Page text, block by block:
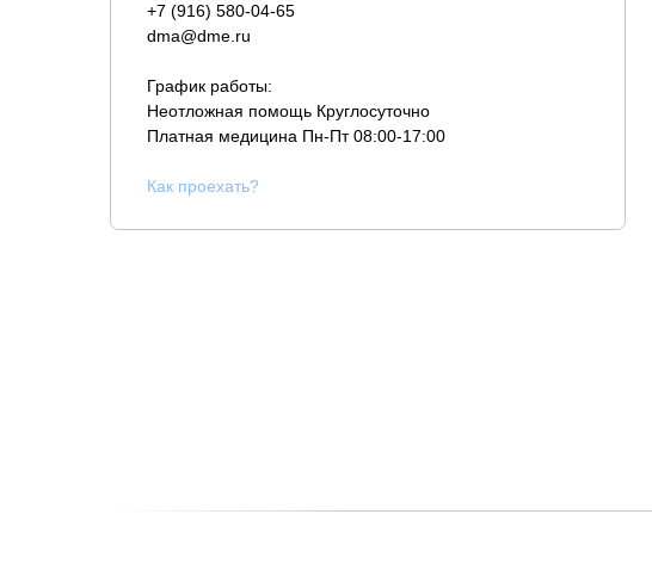
+7 (916) 580-04-65
dma@dme.ru
График работы:
Неотложная помощь Круглосуточно
Платная медицина Пн-Пт 08:00-17:00
Как проехать?